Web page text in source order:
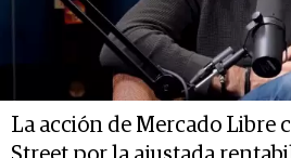
La acción de Mercado Libre